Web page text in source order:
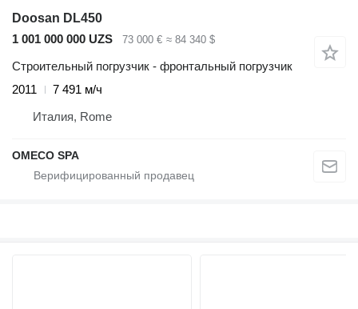
Doosan DL450
1 001 000 000 UZS
73 000 € ≈ 84 340 $
Строительный погрузчик - фронтальный погрузчик
2011
7 491 м/ч
Италия, Rome
OMECO SPA